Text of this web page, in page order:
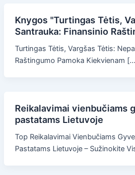
Knygos "Turtingas Tėtis,
Santrauka: Finansinio
Turtingas Tėtis, Vargšas Tėtis:
Raštingumo Pamoka Kiekvienam
Reikalavimai vienbučiams
pastatams Lietuvoje
Top Reikalavimai Vienbučiams
Pastatams Lietuvoje – Sužinokite